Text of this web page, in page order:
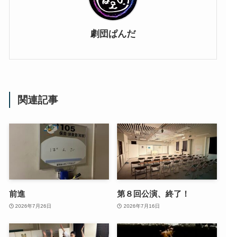
劇団ぱんだ
関連記事
前進
2026年7月26日
第８回公演、終了！
2026年7月16日